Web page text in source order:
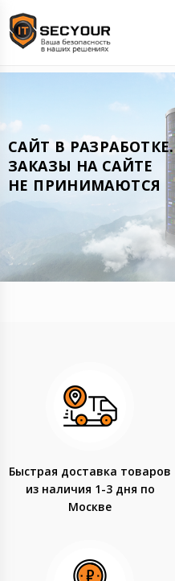
CАЙТ В РАЗРАБОТКЕ.
ЗАКАЗЫ НА САЙТЕ
НЕ ПРИНИМАЮТСЯ
Быстрая доставка товаров
из наличия 1-3 дня по
Москве